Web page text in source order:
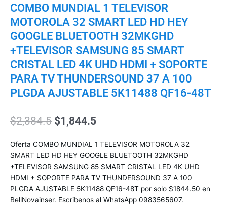
COMBO MUNDIAL 1 TELEVISOR
MOTOROLA 32 SMART LED HD HEY
GOOGLE BLUETOOTH 32MKGHD
+TELEVISOR SAMSUNG 85 SMART
CRISTAL LED 4K UHD HDMI + SOPORTE
PARA TV THUNDERSOUND 37 A 100
PLGDA AJUSTABLE 5K11488 QF16-48T
$2,384.5 El
original
era:
$2,384.5.
$1,844.5El
actual
es:
$1,844.5.
Oferta COMBO MUNDIAL 1 TELEVISOR MOTOROLA 32
SMART LED HD HEY GOOGLE BLUETOOTH 32MKGHD
+TELEVISOR SAMSUNG 85 SMART CRISTAL LED 4K UHD
HDMI + SOPORTE PARA TV THUNDERSOUND 37 A 100
PLGDA AJUSTABLE 5K11488 QF16-48T por solo $1844.50 en
BellNovainser. Escribenos al WhatsApp 0983565607.